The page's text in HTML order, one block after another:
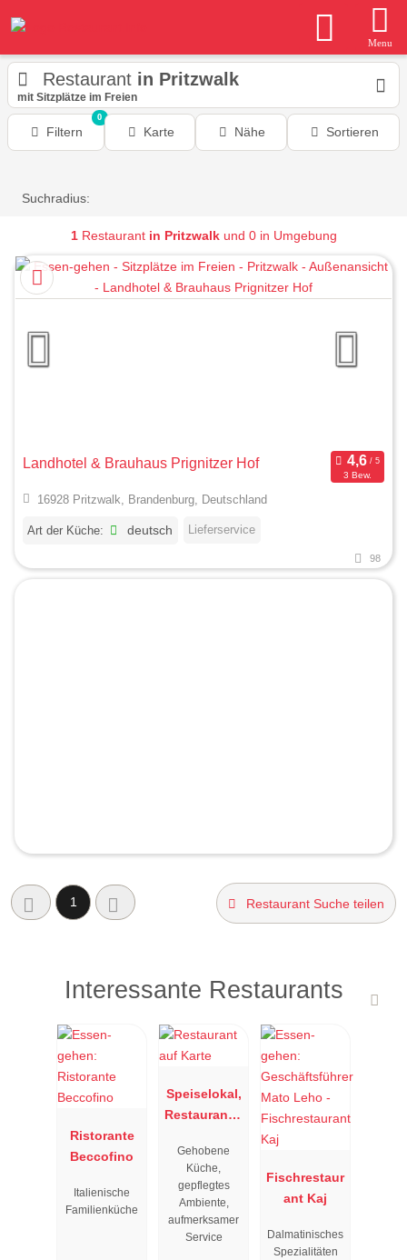
Menu
Restaurant in Pritzwalk
mit Sitzplätze im Freien
Filtern
0
Karte Nähe Sortieren
Suchradius:
1Restaurant in Pritzwalkund 0 in Umgebung
Landhotel & Brauhaus Prignitzer Hof
3 Bew.
16928 Pritzwalk, Brandenburg, Deutschland
Art der Küche: deutsch Lieferservice
98
1 Restaurant Suche teilen
Interessante Restaurants
Ristorante
Beccofino
Italienische
Familienküche
Speiselokal,
Restaurant "
"
Gehobene
Küche,
gepflegtes
Ambiente,
aufmerksamer
Service
Fischrestaur
ant Kaj
Dalmatinisches
Spezialitäten